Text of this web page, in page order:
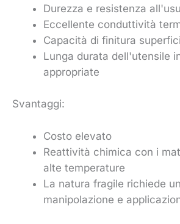
Durezza e resistenza
Eccellente conduttività
Capacità di finitura
Lunga durata dell'utensile
appropriate
Svantaggi:
Costo elevato
Reattività chimica con i
alte temperature
La natura fragile richiede
manipolazione e